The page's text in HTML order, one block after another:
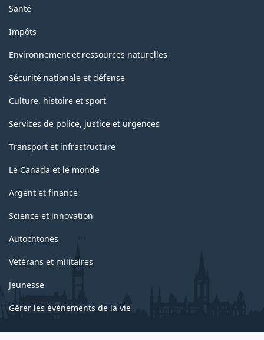
Santé
Impôts
Environnement et ressources naturelles
Sécurité nationale et défense
Culture, histoire et sport
Services de police, justice et urgences
Transport et infrastructure
Le Canada et le monde
Argent et finance
Science et innovation
Autochtones
Vétérans et militaires
Jeunesse
Gérer les événements de la vie